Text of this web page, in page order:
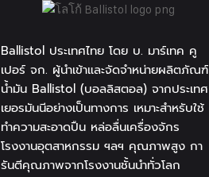
Ballistol ประเทศไทย โดย บ. มาร์เทค คู
เปอร์ จก. ผู้นำเข้าและจัดจำหน่ายผลิตภัณฑ์
น้ำมัน Ballistol (บอลลิสตอล) จากประเทศ
เยอรมันนีอย่างเป็นทางการ เหมาะสำหรับใช้
ทำความสะอาดปืน หล่อลื่นเครื่องจักร
โรงงานอุตสาหกรรม ฯลฯ คุณภาพสูง กา
รันตีคุณภาพจากโรงงานชั้นนำทั่วโลก